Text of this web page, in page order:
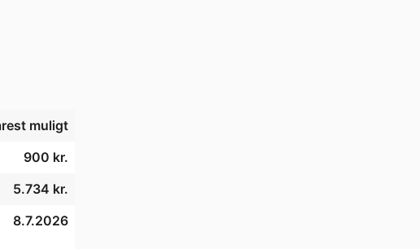
muligt
900 kr.
5.734 kr.
8.7.2026